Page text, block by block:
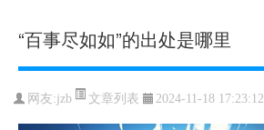
“百事尽如如”的出处是哪里
网友:jzb 文章列表 2024-11-18 17:23:12